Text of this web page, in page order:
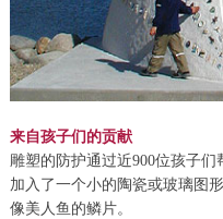
来自孩子们的贡献
雕塑的防护通过近900位孩子
加入了一个小的陶瓷或玻璃图
像美人鱼的鳞片。